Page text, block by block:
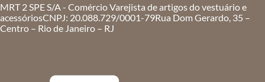
MRT 2 SPE S/A - Comércio Varejista de artigos do vestuário e
acessóriosCNPJ: 20.088.729/0001-79Rua Dom Gerardo, 35 –
Centro – Rio de Janeiro – RJ